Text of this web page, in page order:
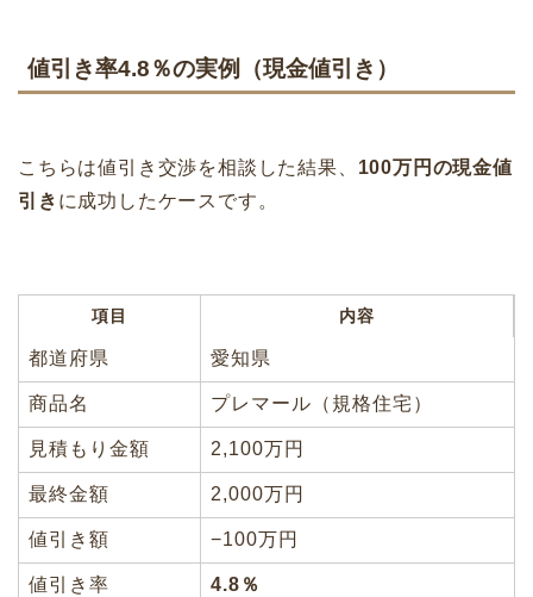
値引き率4.8％の実例（現金値引き）
こちらは値引き交渉を相談した結果、 100万円の現金値
引き に成功したケースです。
項目 内容
都道府県 愛知県
商品名 プレマール（規格住宅）
見積もり金額 2,100万円
最終金額 2,000万円
値引き額 −100万円
値引き率 4.8％